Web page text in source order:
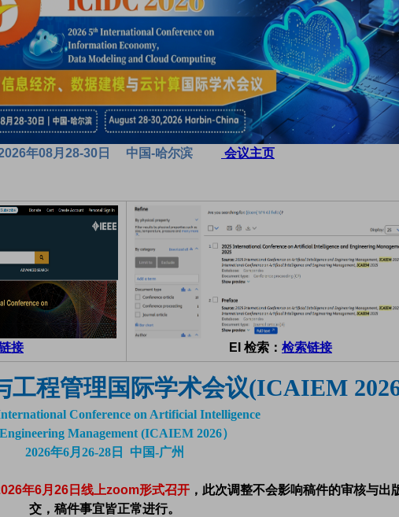
2026年08月28-30日 中国-哈尔滨 会议主页
接 EI 检索： 检索链接
工程管理国际学术会议(ICAIEM
Conference on Artificial Intelligence
Management (ICAIEM 2026）
2026年6月26-28日 中国-广州
年6月26日线上zoom形式召开 ，此次调整不会影响稿件的审核与出
交，稿件事宜皆正常进行。